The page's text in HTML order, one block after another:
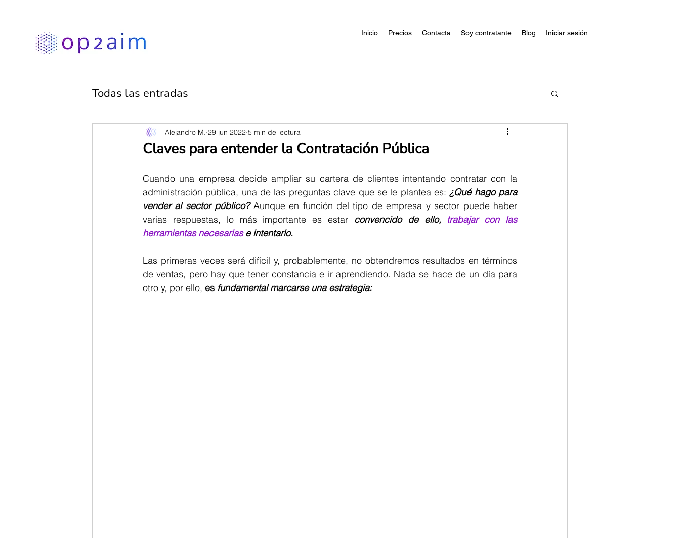
Inicio Precios Contacta Soy contratante Blog Iniciar sesión
Todas las entradas
Claves para entender la Contratación Pública
Alejandro M. 29 jun 2022 5 min de lectura
Cuando una empresa decide ampliar su cartera de clientes intentando contratar con la
administración pública, una de las preguntas clave que se le plantea es: ¿Qué hago para
vender al sector público? Aunque en función del tipo de empresa y sector puede haber
varias respuestas, lo más importante es estar convencido de ello, trabajar con las
herramientas necesarias e intentarlo.
Las primeras veces será difícil y, probablemente, no obtendremos resultados en términos
de ventas, pero hay que tener constancia e ir aprendiendo. Nada se hace de un día para
otro y, por ello, es fundamental marcarse una estrategia: